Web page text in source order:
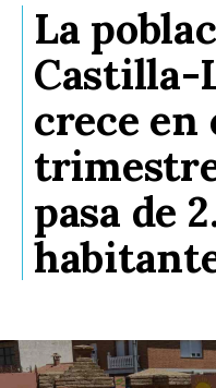
La
Castilla-
crece en
pasa de